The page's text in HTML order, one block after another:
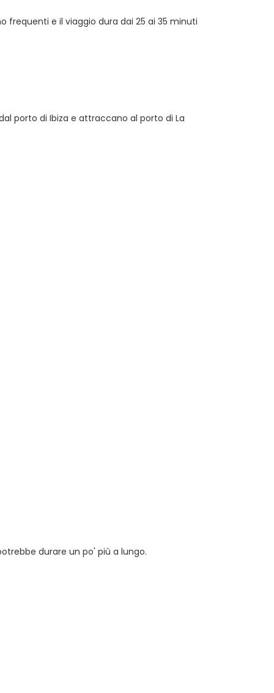
e il viaggio dura dai 25 ai 35 minuti
porto di Ibiza e attraccano al porto di La
durare un po' più a lungo.